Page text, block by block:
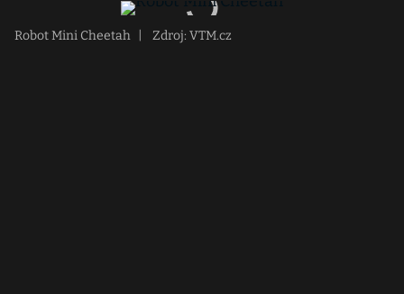
Robot Mini Cheetah Zdroj: VTM.cz